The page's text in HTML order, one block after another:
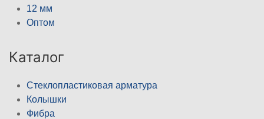
12 мм
Оптом
Каталог
Стеклопластиковая арматура
Колышки
Фибра